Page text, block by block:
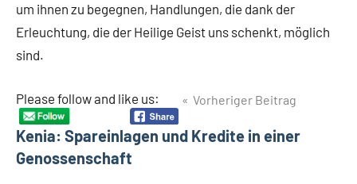
um ihnen zu begegnen, Handlungen, die dank der
Erleuchtung, die der Heilige Geist uns schenkt, möglich
sind.
Please follow and like us:
BeitragsnavigationVorheriger Beitrag
Kenia: Spareinlagen und Kredite in einer
Genossenschaft